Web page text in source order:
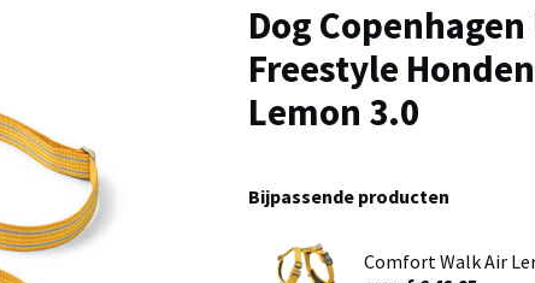
Dog
Freestyle
Lemon 3.0
Bijpassende producten
Comfort Walk Air